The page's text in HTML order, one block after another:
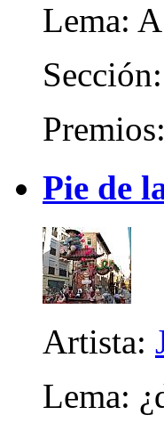
Lema:
Pie de
Artista:
Lema: